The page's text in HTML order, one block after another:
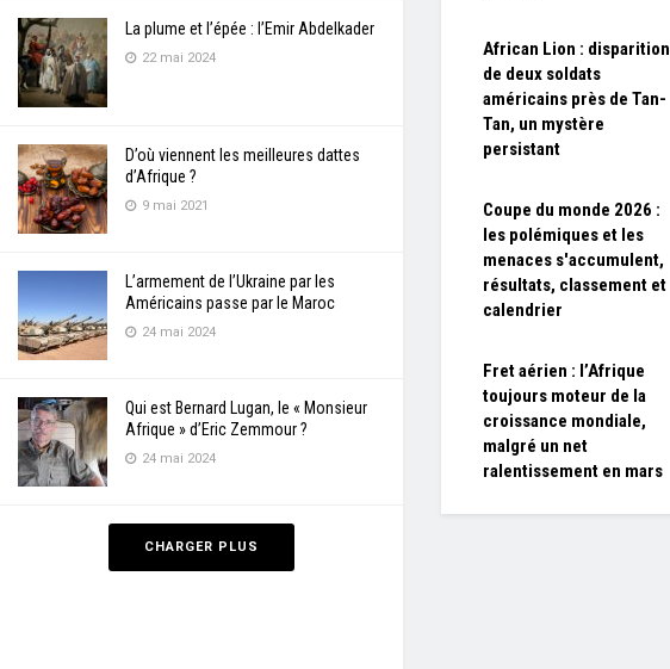
La plume et l’épée : l’Emir Abdelkader
22 mai 2024
D’où viennent les meilleures dattes
d’Afrique ?
9 mai 2021
L’armement de l’Ukraine par les
Américains passe par le Maroc
24 mai 2024
Qui est Bernard Lugan, le « Monsieur
Afrique » d’Eric Zemmour ?
24 mai 2024
CHARGER PLUS
African Lion : disparition
de deux soldats
américains près de Tan-
Tan, un mystère
persistant
Coupe du monde 2026 :
les polémiques et les
menaces s'accumulent,
résultats, classement et
calendrier
Fret aérien : l’Afrique
toujours moteur de la
croissance mondiale,
malgré un net
ralentissement en mars